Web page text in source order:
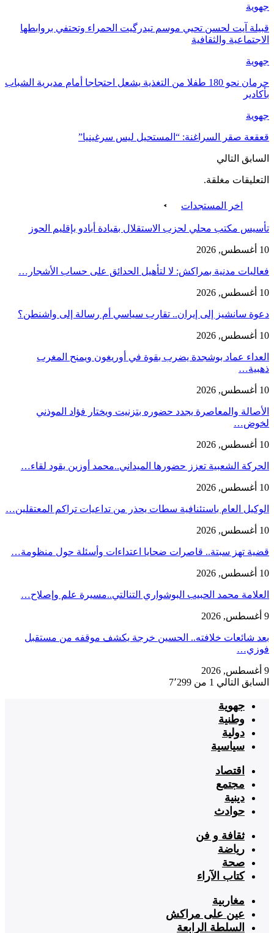
جهوية
قبيلة آيت لحسن تحيي موسم تيدرگيت الحمراء وتحتفي بروابطها
الاجتماعية والثقافية
جهوية
حرمان نحو 180 طفلا من التغذية يشعل احتجاجا أمام مديرية الشباب
بأكادير
جهوية
قعقعة صقر السراغنة: “المستحيل ليس سرغينيا”
السابق التالي
التعليقات مغلقة.
اخر المستجدات
تأسيس مكتب محلي لحزب الاستقلال بقيادة أبادو بإقليم الحوز
10 أغسطس, 2026
فعاليات مدنية بمراكش: لا لتأهيل الحدائق على حساب الأشجار…
10 أغسطس, 2026
دعوة سانشيز إلى إيران.. تقارب سياسي أم رسالة إلى واشنطن؟
10 أغسطس, 2026
العداء عماد بوشجدة يضرب بقوة في أوريغون ويمنح المغرب
ذهبية…
10 أغسطس, 2026
الأصالة والمعاصرة يجدد حضوره بتزنيت ويختار فؤاد الموذني
لخوض…
10 أغسطس, 2026
الحركة الشعبية تعزز حضورها الميداني..محمد أوزين يقود لقاء…
10 أغسطس, 2026
الوكيل العام باستئنافية سطات يحذر من تداعيات تراكم المعتقلين…
10 أغسطس, 2026
قضية تهز سبتة.. قاصرات ضحايا اعتداءات وأسئلة حول منظومة…
10 أغسطس, 2026
العلامة محمد الحبيب البوشواري التنالتي..مسيرة علم وإصلاح…
9 أغسطس, 2026
بعد شائعات خلافته.. الحسين خرجة يكشف موقفه من مستقبل
فوزي…
9 أغسطس, 2026
السابق التالي 1 من 7٬299
جهوية
وطنية
دولية
سياسية
اقتصاد
مجتمع
دينية
حوادث
ثقافة و فن
رياضة
صحة
كتاب الآراء
مغاربية
عين على مراكش
السلطة الرابعة